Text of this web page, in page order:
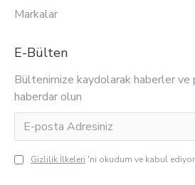
Markalar
E-Bülten
Bültenimize kaydolarak haberler ve
haberdar olun
Gizlilik İlkeleri 'ni okudum ve kabul